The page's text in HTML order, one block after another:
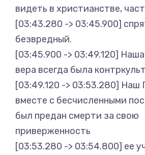
видеть в христианстве,
[03:43.280 -> 03:45.900]
безвредный.
[03:45.900 -> 03:49.120]
вера всегда была
[03:49.120 -> 03:53.280] Наш
вместе с бесчисленными
был предан смерти за свою
приверженность
[03:53.280 -> 03:54.800] ее